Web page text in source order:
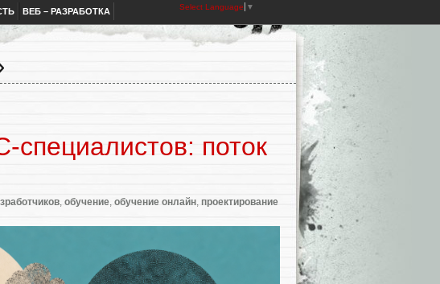
ВЕБ – РАЗРАБОТКА Select Language ▼
специалистов: поток
обучение обучение онлайн проектирование